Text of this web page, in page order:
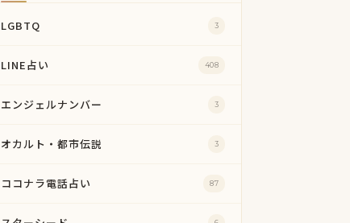
LGBTQ 3
LINE占い 408
エンジェルナンバー 3
オカルト・都市伝説 3
ココナラ電話占い 87